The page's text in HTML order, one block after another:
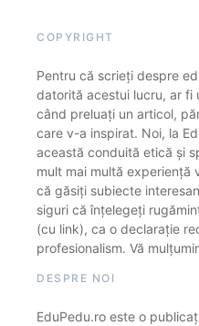
COPYRIGHT
Pentru că scrieți despre
datorită acestui lucru, ar fi
când preluați un articol,
care v-a inspirat. Noi, la
această conduită etică și
mult mai multă experiență
că găsiți subiecte
siguri că înțelegeți
(cu link), ca o declarație
profesionalism. Vă
DESPRE NOI
EduPedu.ro este o